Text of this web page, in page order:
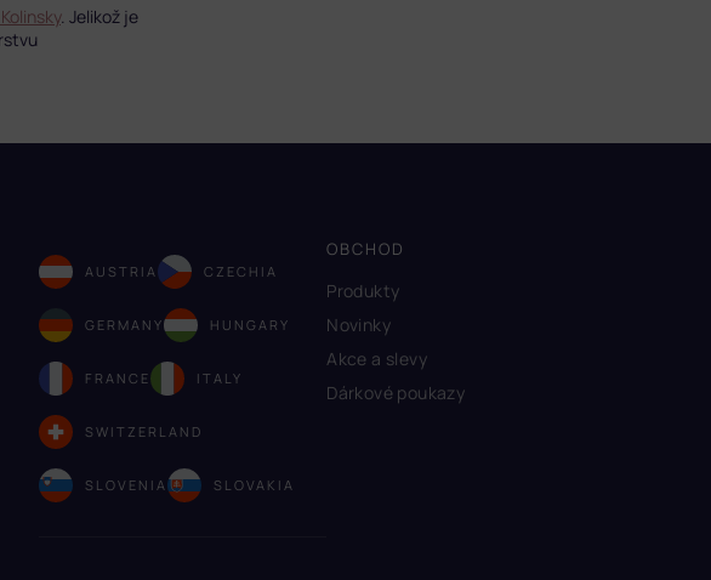
. Jelikož je
AUSTRIA CZECHIA
GERMANY HUNGARY
FRANCE ITALY
SWITZERLAND
SLOVENIA SLOVAKIA
OBCHOD
Produkty
Novinky
Akce a slevy
Dárkové poukazy